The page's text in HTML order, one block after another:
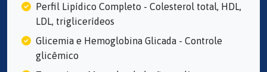
Perfil Lipídico Completo - Colesterol total, HDL,
LDL, triglicerídeos
Glicemia e Hemoglobina Glicada - Controle
glicêmico